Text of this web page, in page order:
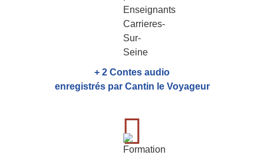
+ 2 Contes audio
enregistrés par Cantin le Voyageur